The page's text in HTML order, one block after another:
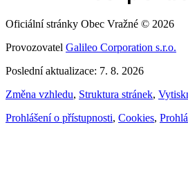
Oficiální stránky Obec Vražné © 2026
Provozovatel Galileo Corporation s.r.o.
Poslední aktualizace: 7. 8. 2026
Změna vzhledu, Struktura stránek,
Prohlášení o přístupnosti, Cookies,